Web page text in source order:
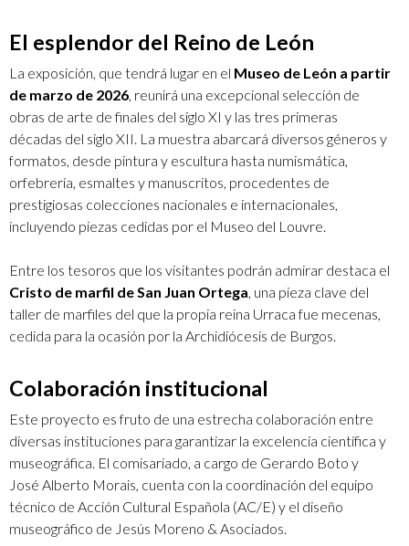
El esplendor del Reino de León
La exposición, que tendrá lugar en el Museo de León a partir
de marzo de 2026, reunirá una excepcional selección de
obras de arte de finales del siglo XI y las tres primeras
décadas del siglo XII. La muestra abarcará diversos géneros y
formatos, desde pintura y escultura hasta numismática,
orfebrería, esmaltes y manuscritos, procedentes de
prestigiosas colecciones nacionales e internacionales,
incluyendo piezas cedidas por el Museo del Louvre.
Entre los tesoros que los visitantes podrán admirar destaca el
Cristo de marfil de San Juan Ortega, una pieza clave del
taller de marfiles del que la propia reina Urraca fue mecenas,
cedida para la ocasión por la Archidiócesis de Burgos.
Colaboración institucional
Este proyecto es fruto de una estrecha colaboración entre
diversas instituciones para garantizar la excelencia científica y
museográfica. El comisariado, a cargo de Gerardo Boto y
José Alberto Morais, cuenta con la coordinación del equipo
técnico de Acción Cultural Española (AC/E) y el diseño
museográfico de Jesús Moreno & Asociados.